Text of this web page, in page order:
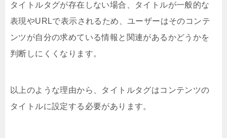
タイトルタグが存在しない場合、タイトルが一般的な
表現やURLで表示されるため、ユーザーはそのコンテ
ンツが自分の求めている情報と関連があるかどうかを
判断しにくくなります。
以上のような理由から、タイトルタグはコンテンツの
タイトルに設定する必要があります。